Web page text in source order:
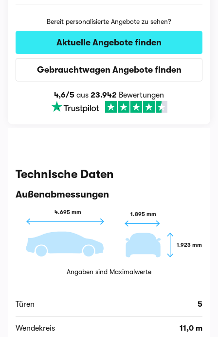
Bereit personalisierte Angebote zu sehen?
Aktuelle Angebote finden
Gebrauchtwagen Angebote finden
4,6/5 aus 23.942 Bewertungen
Technische Daten
Außenabmessungen
4.695 mm 1.895 mm
1.923 mm
Angaben sind Maximalwerte
Türen 5
Wendekreis 11,0 m